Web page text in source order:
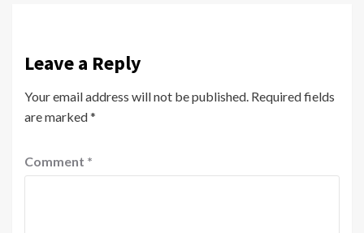
Leave a Reply
Your email address will not be published. Required fields
are marked*
Comment *